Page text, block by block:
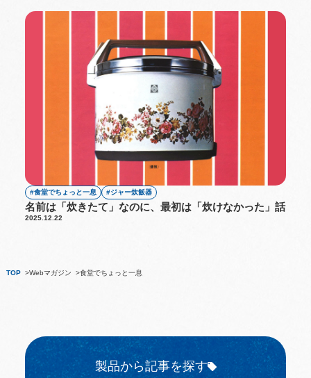
食堂でちょっと一息 ジャー炊飯器
名前は「炊きたて」なのに、最初は「炊けなかった」話
2025.12.22
TOP Webマガジン 食堂でちょっと一息
製品から記事を探す